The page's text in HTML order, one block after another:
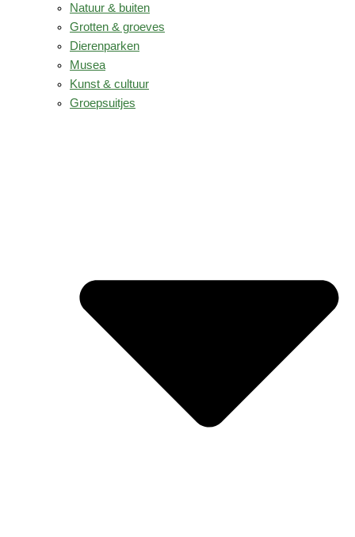
Natuur & buiten
Grotten & groeves
Dierenparken
Musea
Kunst & cultuur
Groepsuitjes